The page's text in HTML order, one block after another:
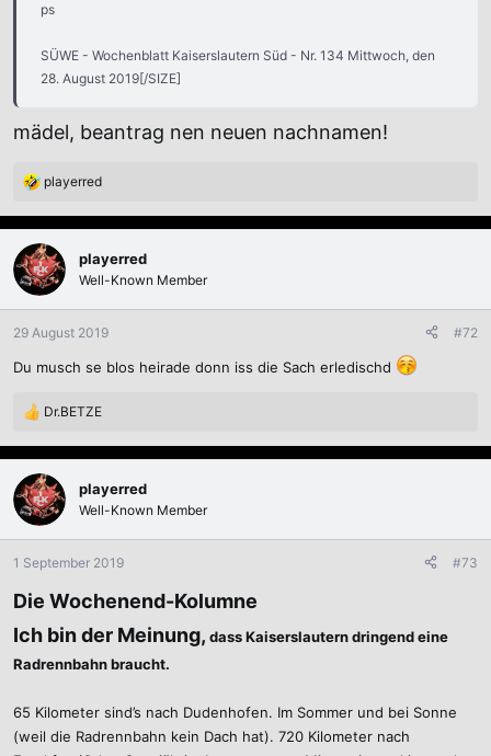
ps
SÜWE - Wochenblatt Kaiserslautern Süd - Nr. 134 Mittwoch, den
28. August 2019[/SIZE]
mädel, beantrag nen neuen nachnamen!
R
a
k
t
i
o
n
n
playerred
playerred
Well-Known Member
29 August 2019 #72
Du musch se blos heirade donn iss die Sach erledischd
R
a
k
t
i
o
n
n
Dr.BETZE
playerred
Well-Known Member
1 September 2019 #73
Die Wochenend-Kolumne
Ich bin der Meinung, dass Kaiserslautern dringend eine
Radrennbahn braucht.
65 Kilometer sind’s nach Dudenhofen. Im Sommer und bei Sonne
(weil die Radrennbahn kein Dach hat). 720 Kilometer nach